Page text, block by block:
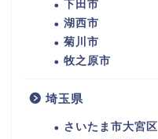
下田市
湖西市
菊川市
牧之原市
埼玉県
さいたま市大宮区